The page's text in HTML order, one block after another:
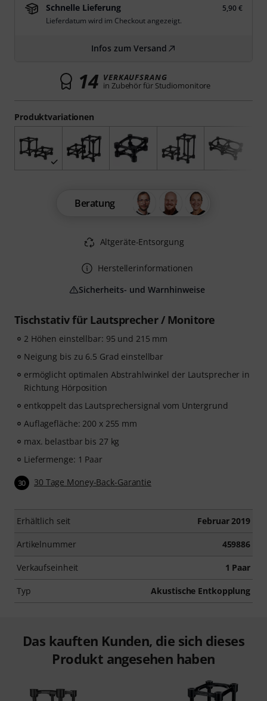
Tischstativ für Lautsprecher / Monitore
2 Höhen einstellbar: 95 und 215 mm
Neigung bis zu 6.5 Grad einstellbar
ermöglicht optimalen Abstrahlwinkel der Lautsprecher in
Richtung Hörposition
entkoppelt das Lautsprechersignal vom Untergrund
Auflagefläche: 200 x 255 mm
max. belastbar bis 27 kg
Liefermenge: 1 Paar
30 30 Tage Money-Back-Garantie
Erhältlich seit Februar 2019
Artikelnummer 459886
Verkaufseinheit 1 Paar
Typ Akustische Entkopplung
Produktvariationen
Schnelle Lieferung
5,90 €
Lieferdatum wird im Checkout angezeigt.
Infos zum Versand
14 VERKAUFSRANG
in Zubehör für Studiomonitore
Beratung
Altgeräte-Entsorgung
Herstellerinformationen
Sicherheits- und Warnhinweise
Das kauften Kunden, die sich dieses
Produkt angesehen haben